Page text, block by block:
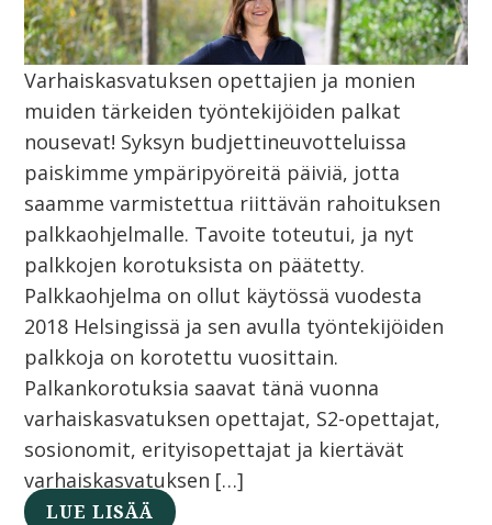
Varhaiskasvatuksen opettajien ja monien
muiden tärkeiden työntekijöiden palkat
nousevat! Syksyn budjettineuvotteluissa
paiskimme ympäripyöreitä päiviä, jotta
saamme varmistettua riittävän rahoituksen
palkkaohjelmalle. Tavoite toteutui, ja nyt
palkkojen korotuksista on päätetty.
Palkkaohjelma on ollut käytössä vuodesta
2018 Helsingissä ja sen avulla työntekijöiden
palkkoja on korotettu vuosittain.
Palkankorotuksia saavat tänä vuonna
varhaiskasvatuksen opettajat, S2-opettajat,
sosionomit, erityisopettajat ja kiertävät
varhaiskasvatuksen […]
LUE LISÄÄ